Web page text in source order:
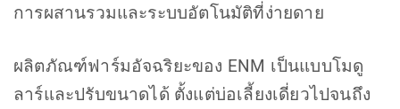
การผสานรวมและระบบอัตโนมัติที่ง่ายดาย
ผลิตภัณฑ์ฟาร์มอัจฉริยะของ ENM เป็นแบบโมดู
ลาร์และปรับขนาดได้ ตั้งแต่บ่อเลี้ยงเดี่ยวไปจนถึง